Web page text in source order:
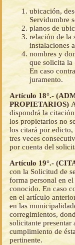
ubicación,
Servidumbre
planos de
relación de la
instalaciones
nombres y
que solicita la
En caso
juramento.
Artículo 18°.-
PROPIETARIOS)
dispondrá la
los propietarios no
los citará por
tres veces
por cuenta del
Artículo 19°.-
con la Solicitud de
forma personal en
conocido. En caso
en el artículo
en las
corregimientos,
solicitante presentar
cumplimiento de
pertinente.